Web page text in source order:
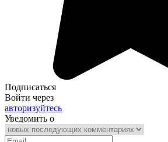
Подписаться
Войти через
авторизуйтесь
Уведомить о